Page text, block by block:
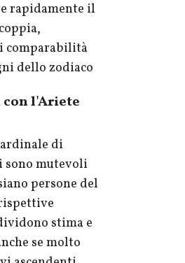
rapidamente il
comparabilità
dello zodiaco
l'Ariete
di
sono mutevoli
persone del
stima e
se molto